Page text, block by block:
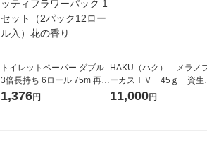
トイレットペーパー ダブル
3倍長持ち 6ロール 75m 再生
紙配合 スコッティフラワー
1,376円
HAKU（ハク） メラノ
ーカスＩＶ 45ｇ 資生
堂 おまけ付き
11,000円